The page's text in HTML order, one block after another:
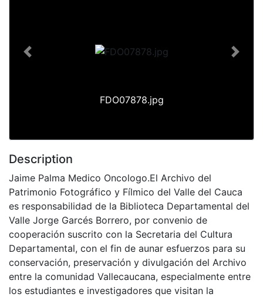
FDO07878.jpg
Previous Next
Description
Jaime Palma Medico Oncologo.El Archivo del
Patrimonio Fotográfico y Fílmico del Valle del Cauca
es responsabilidad de la Biblioteca Departamental del
Valle Jorge Garcés Borrero, por convenio de
cooperación suscrito con la Secretaria del Cultura
Departamental, con el fin de aunar esfuerzos para su
conservación, preservación y divulgación del Archivo
entre la comunidad Vallecaucana, especialmente entre
los estudiantes e investigadores que visitan la